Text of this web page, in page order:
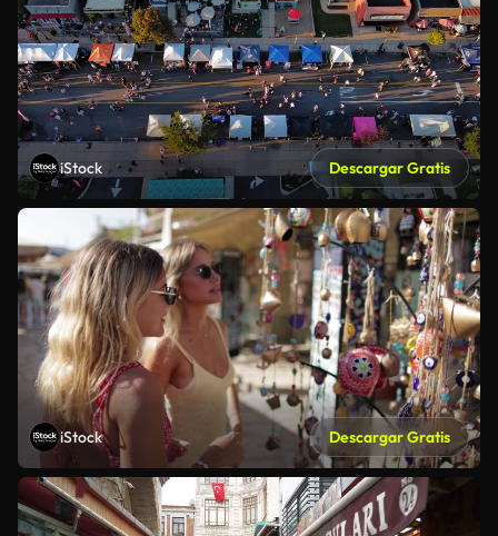
iStock Descargar Gratis
iStock Descargar Gratis